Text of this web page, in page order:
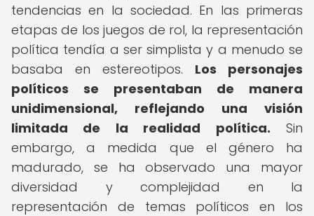
tendencias en la sociedad. En las primeras
etapas de los juegos de rol, la representación
política tendía a ser simplista y a menudo se
basaba en estereotipos. Los personajes
políticos se presentaban de manera
unidimensional, reflejando una visión
limitada de la realidad política. Sin
embargo, a medida que el género ha
madurado, se ha observado una mayor
diversidad y complejidad en la
representación de temas políticos en los